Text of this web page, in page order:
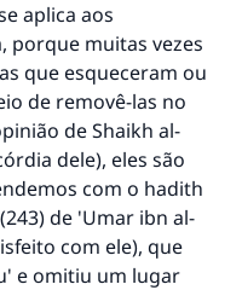
aplica aos
porque muitas vezes
que esqueceram ou
de removê-las no
de Shaikh al-
dele), eles são
com o hadith
de 'Umar ibn al-
com ele), que
e omitiu um lugar
O Profeta ﷺ disse,
outros a fazer o
recompensa
o fazem."